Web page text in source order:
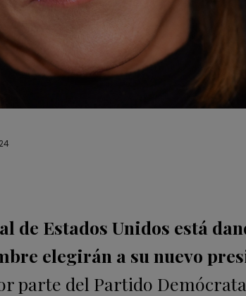
de Estados Unidos está
elegirán a su nuevo
parte del Partido